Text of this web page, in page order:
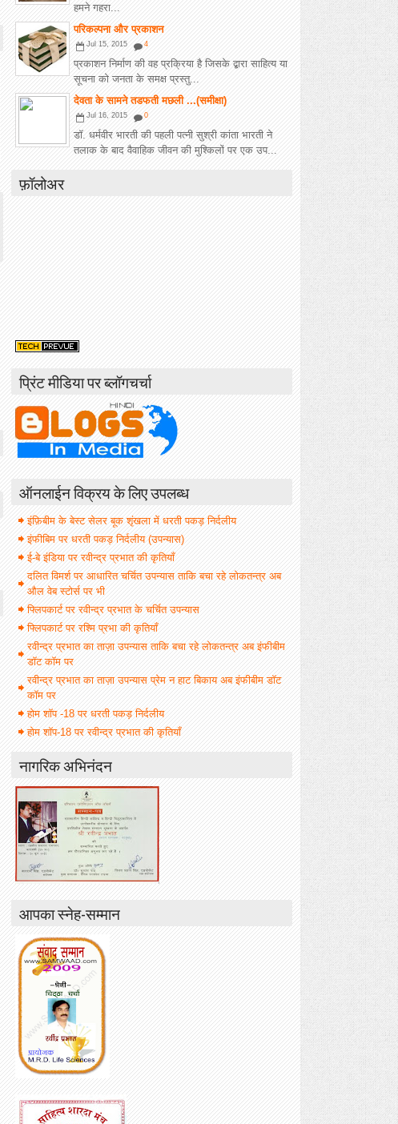
हमने गहरा...
परिकल्पना और प्रकाशन
Jul 15, 2015 4
प्रकाशन निर्माण की वह प्रक्रिया है जिसके द्बारा साहित्य या
सूचना को जनता के समक्ष प्रस्तु...
देवता के सामने तडफती मछली ...(समीक्षा)
Jul 16, 2015 0
डॉ. धर्मवीर भारती की पहली पत्नी सुश्री कांता भारती ने
तलाक के बाद वैवाहिक जीवन की मुश्किलों पर एक उप...
फ़ॉलोअर
प्रिंट मीडिया पर ब्लॉगचर्चा
ऑनलाईन विक्रय के लिए उपलब्ध
इंफ़िबीम के बेस्ट सेलर बूक शृंखला में धरती पकड़ निर्दलीय
इंफीबिम पर धरती पकड़ निर्दलीय (उपन्यास)
ई-बे इंडिया पर रवीन्द्र प्रभात की कृतियाँ
दलित विमर्श पर आधारित चर्चित उपन्यास ताकि बचा रहे लोकतन्त्र अब
औल वेब स्टोर्स पर भी
फ्लिपकार्ट पर रवीन्द्र प्रभात के चर्चित उपन्यास
फ्लिपकार्ट पर रश्मि प्रभा की कृतियाँ
रवीन्द्र प्रभात का ताज़ा उपन्यास ताकि बचा रहे लोकतन्त्र अब इंफीबीम
डॉट कॉम पर
रवीन्द्र प्रभात का ताज़ा उपन्यास प्रेम न हाट बिकाय अब इंफीबीम डॉट
कॉम पर
होम शॉप -18 पर धरती पकड़ निर्दलीय
होम शॉप-18 पर रवीन्द्र प्रभात की कृतियाँ
नागरिक अभिनंदन
आपका स्नेह-सम्मान